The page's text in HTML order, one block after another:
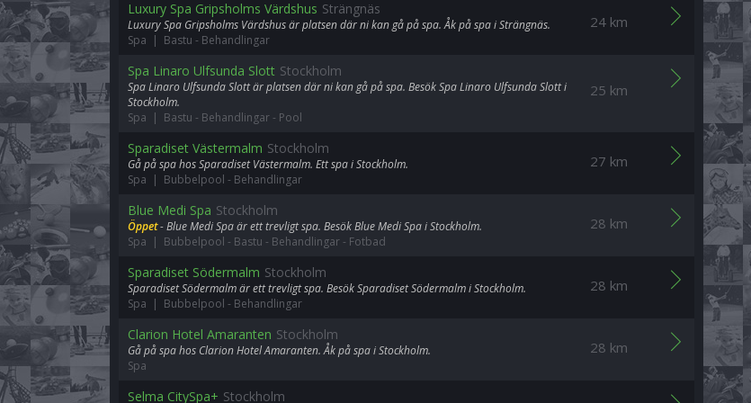
24 km
Luxury Spa Gripsholms Värdshus Strängnäs
Luxury Spa Gripsholms Värdshus är platsen där ni kan gå på spa. Åk på spa i Strängnäs.
Spa | Bastu - Behandlingar
25 km
Spa Linaro Ulfsunda Slott Stockholm
Spa Linaro Ulfsunda Slott är platsen där ni kan gå på spa. Besök Spa Linaro Ulfsunda Slott i
Stockholm.
Spa | Bastu - Behandlingar- Pool
27 km
Sparadiset Västermalm Stockholm
Gå på spa hos Sparadiset Västermalm. Ett spa i Stockholm.
Spa | Bubbelpool - Behandlingar
28 km
Blue Medi Spa Stockholm
Öppet- Blue Medi Spa är ett trevligt spa. Besök Blue Medi Spa i Stockholm.
Spa | Bubbelpool - Bastu - Behandlingar- Fotbad
28 km
Sparadiset Södermalm Stockholm
Sparadiset Södermalm är ett trevligt spa. Besök Sparadiset Södermalm i Stockholm.
Spa | Bubbelpool - Behandlingar
28 km
Clarion Hotel Amaranten Stockholm
Gå på spa hos Clarion Hotel Amaranten. Åk på spa i Stockholm.
Spa
Selma CitySpa+ Stockholm